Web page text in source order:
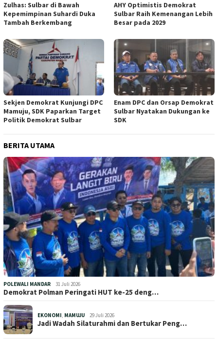
Zulhas: Sulbar di Bawah
Kepemimpinan Suhardi Duka
Tambah Berkembang
AHY Optimistis Demokrat
Sulbar Raih Kemenangan Lebih
Besar pada 2029
Sekjen Demokrat Kunjungi DPC
Mamuju, SDK Paparkan Target
Politik Demokrat Sulbar
Enam DPC dan Orsap Demokrat
Sulbar Nyatakan Dukungan ke
SDK
BERITA UTAMA
POLEWALI MANDAR 31 Juli 2026
Demokrat Polman Peringati HUT ke-25 deng…
EKONOMI, MAMUJU 29 Juli 2026
Jadi Wadah Silaturahmi dan Bertukar Peng…